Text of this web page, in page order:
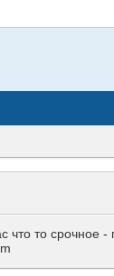
то срочное -